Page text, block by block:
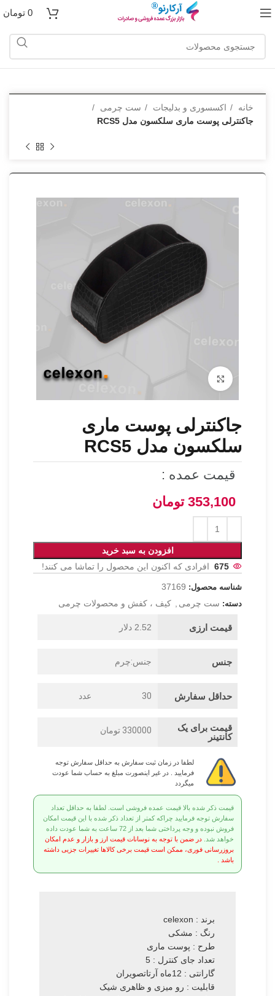
0 تومان
خانه اکسسوری و بدلیجات
ست چرمی
جاکنترلی پوست ماری سلکسون مدل RCS5
جاکنترلی پوست ماری
سلکسون مدل RCS5
قیمت عمده :
353,100 تومان
افزودن به سبد خرید
675 افرادی که اکنون این محصول را تماشا می کنند!
شناسه محصول: 37169
دسته: ست چرمی کیف ، کفش و محصولات چرمی
قیمت ارزی 2.52 دلار
جنس جنس:چرم
حداقل سفارش 30 عدد
قیمت برای یک
کانتینر
330000 تومان
لطفا در زمان ثبت سفارش به حداقل سفارش توجه
فرمایید . در غیر اینصورت مبلغ به حساب شما عودت
میگردد
قیمت ذکر شده بالا قیمت عمده فروشی است. لطفا به حداقل تعداد
سفارش توجه فرمایید چراکه کمتر از تعداد ذکر شده با این قیمت امکان
فروش نبوده و وجه پرداختی شما بعد از 72 ساعت به شما عودت داده
خواهد شد. در ضمن با توجه به نوسانات قیمت ارز و بازار و عدم امکان
بروزرسانی فوری، ممکن است قیمت برخی کالاها تغییرات جزیی داشته
باشد .
برند : celexon
رنگ : مشکی
طرح : پوست ماری
تعداد جای کنترل : 5
گارانتی : 12ماه آرتاتصویران
قابلیت : رو میزی و ظاهری شیک